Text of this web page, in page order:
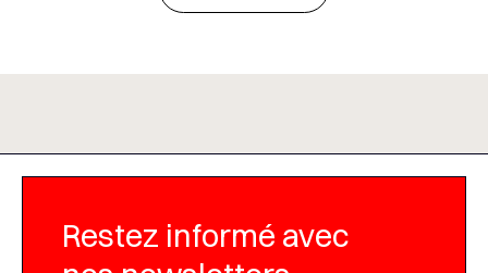
Restez informé avec